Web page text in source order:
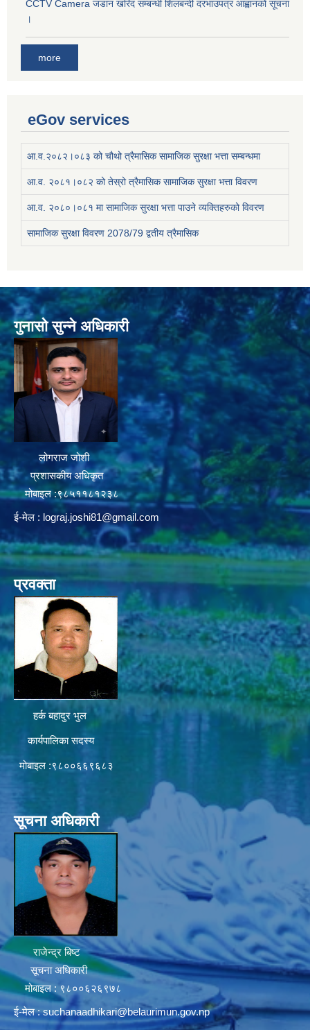
CCTV Camera जडान खरिद सम्बन्धी शिलबन्दी दरभाउपत्र आह्वानको सूचना
।
more
eGov services
आ.व.२०८२।०८३ को चौथो त्रैमासिक सामाजिक सुरक्षा भत्ता सम्बन्धमा
आ.व. २०८१।०८२ को तेस्रो त्रैमासिक सामाजिक सुरक्षा भत्ता विवरण
आ.व. २०८०।०८१ मा सामाजिक सुरक्षा भत्ता पाउने व्यक्तिहरुको विवरण
सामाजिक सुरक्षा विवरण 2078/79 द्वतीय त्रैमासिक
गुनासो सुन्ने अधिकारी
लोगराज जोशी
प्रशासकीय अधिकृत
मोबाइल :९८५११८१२३८
ई-मेल : lograj.joshi81@gmail.com
प्रवक्ता
हर्क बहादुर भुल
कार्यपालिका सदस्य
मोबाइल :९८००६६९६८३
सूचना अधिकारी
राजेन्द्र बिष्ट
सूचना अधिकारी
मोबाइल : ९८००६२६९७८
ई-मेल :suchanaadhikari@belaurimun.gov.np